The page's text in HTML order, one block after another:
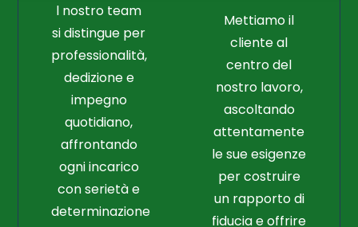
l nostro team
si distingue per
professionalità,
dedizione e
impegno
quotidiano,
affrontando
ogni incarico
con serietà e
determinazione
Mettiamo il
cliente al
centro del
nostro lavoro,
ascoltando
attentamente
le sue esigenze
per costruire
un rapporto di
fiducia e offrire